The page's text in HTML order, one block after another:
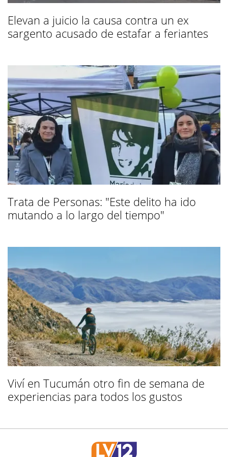
Elevan a juicio la causa contra un ex
sargento acusado de estafar a feriantes
Trata de Personas: "Este delito ha ido
mutando a lo largo del tiempo"
Viví en Tucumán otro fin de semana de
experiencias para todos los gustos